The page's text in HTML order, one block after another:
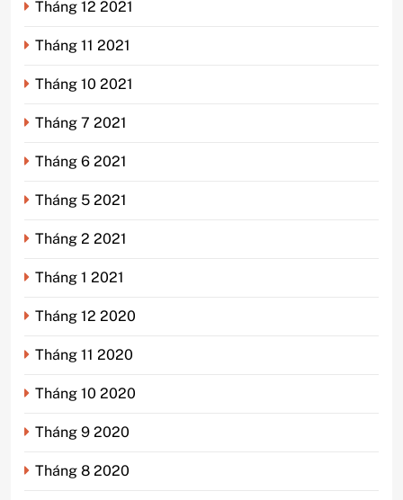
Tháng 12 2021
Tháng 11 2021
Tháng 10 2021
Tháng 7 2021
Tháng 6 2021
Tháng 5 2021
Tháng 2 2021
Tháng 1 2021
Tháng 12 2020
Tháng 11 2020
Tháng 10 2020
Tháng 9 2020
Tháng 8 2020